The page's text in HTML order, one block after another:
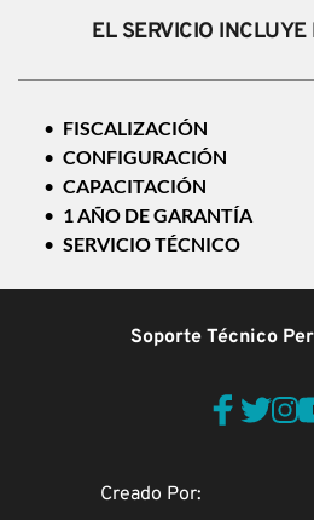
EL SERVICIO
FISCALIZACIÓN
CONFIGURACIÓN
CAPACITACIÓN
1 AÑO DE GARANTÍA
SERVICIO TÉCNICO
Soporte Técnico
Creado Por: